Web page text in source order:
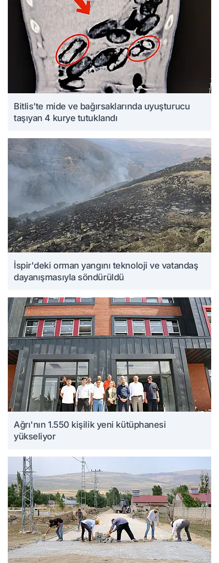
Bitlis’te mide ve bağırsaklarında uyuşturucu
taşıyan 4 kurye tutuklandı
İspir'deki orman yangını teknoloji ve vatandaş
dayanışmasıyla söndürüldü
Ağrı'nın 1.550 kişilik yeni kütüphanesi
yükseliyor